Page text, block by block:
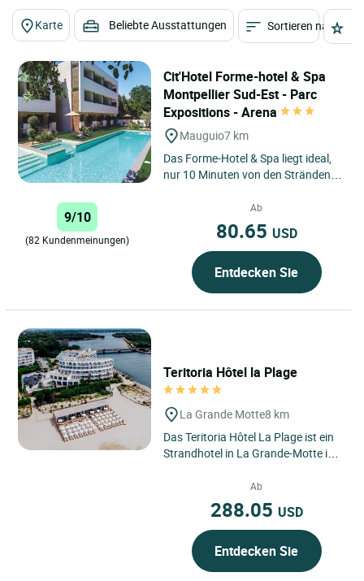
Karte Beliebte Ausstattungen Sortieren nach
Cit'Hotel Forme-hotel & Spa
Montpellier Sud-Est - Parc
Expositions - Arena
Mauguio7 km
Das Forme-Hotel & Spa liegt ideal,
nur 10 Minuten von den Stränden
Montpellier sowie 2 Minuten...
9/10
(82 Kundenmeinungen)
Ab
80.65 USD
Entdecken Sie
Teritoria Hôtel la Plage
La Grande Motte8 km
Das Teritoria Hôtel La Plage ist ein
Strandhotel in La Grande-Motte in
Mittelmeerstränden...
Ab
288.05 USD
Entdecken Sie